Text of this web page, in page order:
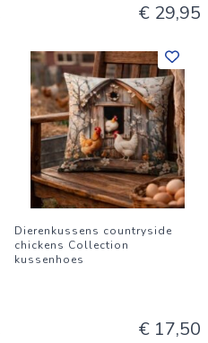
€ 29,95
Dierenkussens countryside
chickens Collection
kussenhoes
€ 17,50